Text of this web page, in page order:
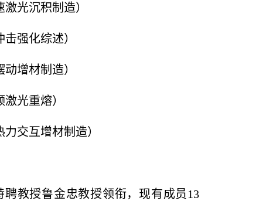
激光沉积制造）
击强化综述）
动增材制造）
激光重熔）
力交互增材制造）
教授鲁金忠教授领衔，现有成员13